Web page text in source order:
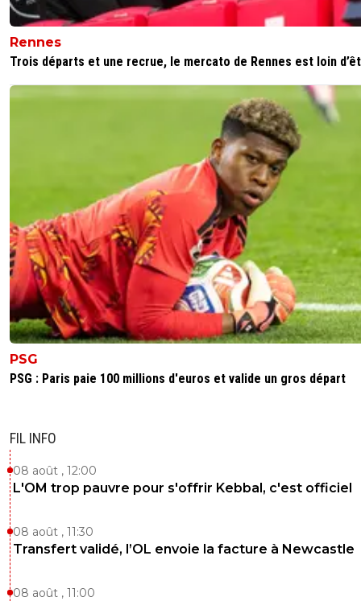
Rennes
Trois départs et une recrue, le mercato de Rennes est loin
PSG
PSG : Paris paie 100 millions d'euros et valide un gros départ
FIL INFO
08 août , 12:00
L'OM trop pauvre pour s'offrir Kebbal, c'est officiel
08 août , 11:30
Transfert validé, l’OL envoie la facture à Newcastle
08 août , 11:00